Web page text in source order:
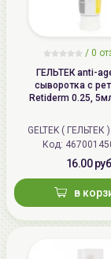
/ 0
ГЕЛЬТЕК anti-
сыворотка с
Retiderm 0.25,
GELTEK ( ГЕЛЬТЕК
Код:
16.00
в